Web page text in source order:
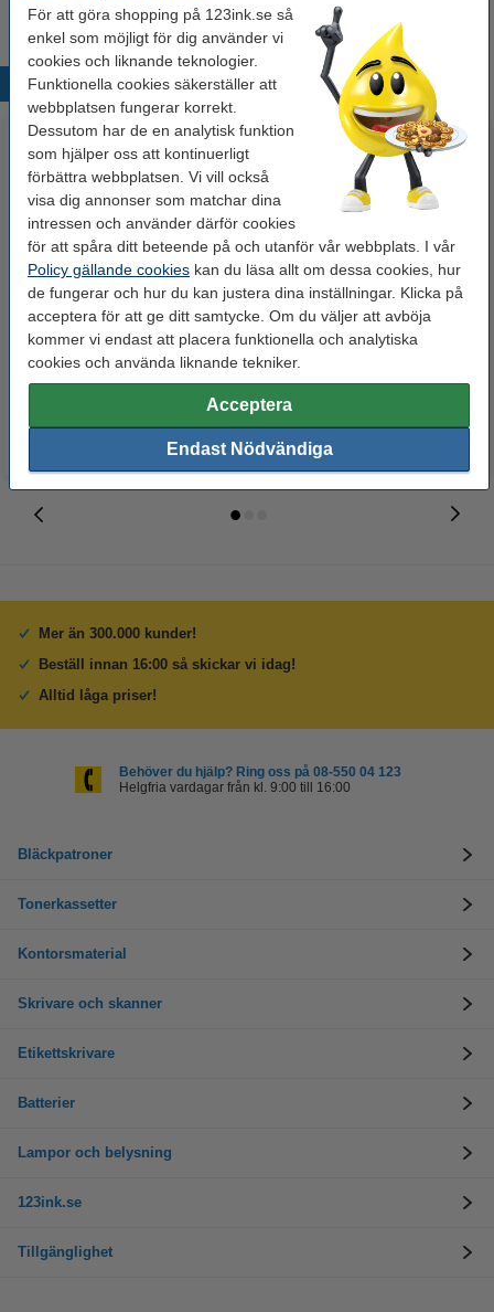
För att göra shopping på 123ink.se så
enkel som möjligt för dig använder vi
cookies och liknande teknologier.
Funktionella cookies säkerställer att
webbplatsen fungerar korrekt.
Dessutom har de en analytisk funktion
som hjälper oss att kontinuerligt
förbättra webbplatsen. Vi vill också
visa dig annonser som matchar dina
intressen och använder därför cookies
för att spåra ditt beteende på och utanför vår webbplats. I vår
Policy gällande cookies kan du läsa allt om dessa cookies, hur
de fungerar och hur du kan justera dina inställningar. Klicka på
acceptera för att ge ditt samtycke. Om du väljer att avböja
kommer vi endast att placera funktionella och analytiska
cookies och använda liknande tekniker.
Acceptera
Endast Nödvändiga
Populära produkter
Whiteboardpenna 2.5mm |
123ink | sorterade färger | 4st
60 kr Inkl. 25% Moms
Lamineringsfickor A4 80 mik. |
blank | 123ink 100st
Mer än 300.000 kunder!
Beställ innan 16:00 så skickar vi idag!
Alltid låga priser!
Behöver du hjälp? Ring oss på 08-550 04 123
Helgfria vardagar från kl. 9:00 till 16:00
Bläckpatroner
Tonerkassetter
Kontorsmaterial
Skrivare och skanner
Etikettskrivare
Batterier
Lampor och belysning
123ink.se
Tillgänglighet